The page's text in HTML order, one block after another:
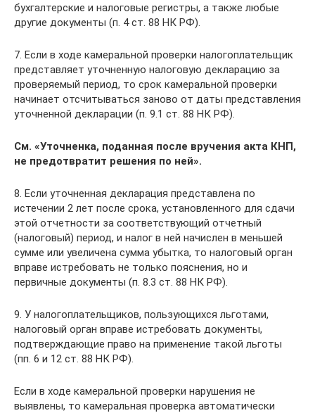
бухгалтерские и налоговые регистры, а также любые
другие документы (п. 4 ст. 88 НК РФ).
7. Если в ходе камеральной проверки налогоплательщик
представляет уточненную налоговую декларацию за
проверяемый период, то срок камеральной проверки
начинает отсчитываться заново от даты представления
уточненной декларации (п. 9.1 ст. 88 НК РФ).
См. «Уточненка, поданная после вручения акта КНП,
не предотвратит решения по ней».
8. Если уточненная декларация представлена по
истечении 2 лет после срока, установленного для сдачи
этой отчетности за соответствующий отчетный
(налоговый) период, и налог в ней начислен в меньшей
сумме или увеличена сумма убытка, то налоговый орган
вправе истребовать не только пояснения, но и
первичные документы (п. 8.3 ст. 88 НК РФ).
9. У налогоплательщиков, пользующихся льготами,
налоговый орган вправе истребовать документы,
подтверждающие право на применение такой льготы
(пп. 6 и 12 ст. 88 НК РФ).
Если в ходе камеральной проверки нарушения не
выявлены, то камеральная проверка автоматически